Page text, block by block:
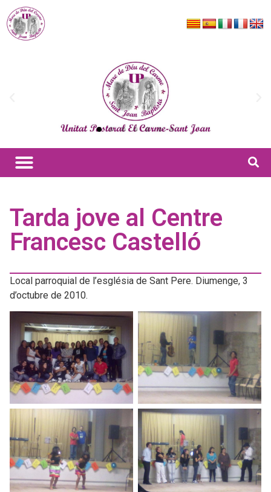
Tarda jove al Centre
Francesc Castelló
Local parroquial de l’església de Sant Pere. Diumenge, 3
d’octubre de 2010.